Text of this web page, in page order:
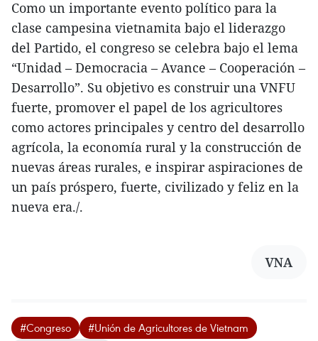
Como un importante evento político para la
clase campesina vietnamita bajo el liderazgo
del Partido, el congreso se celebra bajo el lema
“Unidad – Democracia – Avance – Cooperación –
Desarrollo”. Su objetivo es construir una VNFU
fuerte, promover el papel de los agricultores
como actores principales y centro del desarrollo
agrícola, la economía rural y la construcción de
nuevas áreas rurales, e inspirar aspiraciones de
un país próspero, fuerte, civilizado y feliz en la
nueva era./.
VNA
#Congreso
#Unión de Agricultores de Vietnam